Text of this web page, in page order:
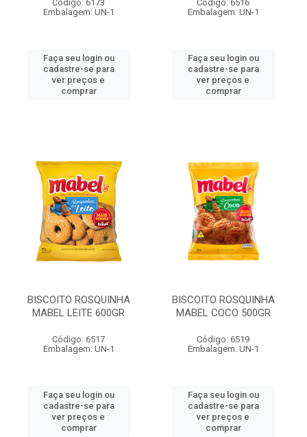
Código: 6173
Embalagem: UN-1
Faça seu login ou
cadastre-se para
ver preços e
comprar
Código: 6516
Embalagem: UN-1
Faça seu login ou
cadastre-se para
ver preços e
comprar
BISCOITO ROSQUINHA
MABEL LEITE 600GR
Código: 6517
Embalagem: UN-1
Faça seu login ou
cadastre-se para
ver preços e
comprar
BISCOITO ROSQUINHA
MABEL COCO 500GR
Código: 6519
Embalagem: UN-1
Faça seu login ou
cadastre-se para
ver preços e
comprar